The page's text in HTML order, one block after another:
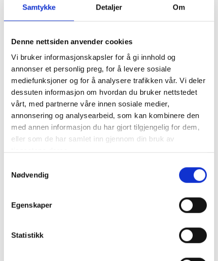
Samtykke Detaljer Om
Denne nettsiden anvender cookies
Vi bruker informasjonskapsler for å gi innhold og
annonser et personlig preg, for å levere sosiale
mediefunksjoner og for å analysere trafikken vår. Vi deler
dessuten informasjon om hvordan du bruker nettstedet
vårt, med partnerne våre innen sosiale medier,
annonsering og analysearbeid, som kan kombinere den
med annen informasjon du har gjort tilgjengelig for dem,
eller som de har samlet inn gjennom din bruk av
tjenestene deres.
Nødvendig
Egenskaper
Statistikk
Presskabelsko 35mm2 kabel M6 10-pack
CE-godkänd
DNV GL-godkänd
Förtennad
99,9% koppar
För klass 5 och..
mer info
Produktnummer: 63572
Dela den här produkten